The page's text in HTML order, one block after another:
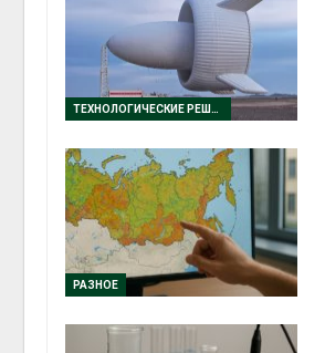
ТЕХНОЛОГИЧЕСКИЕ РЕШЕНИЯ
РАЗНОЕ